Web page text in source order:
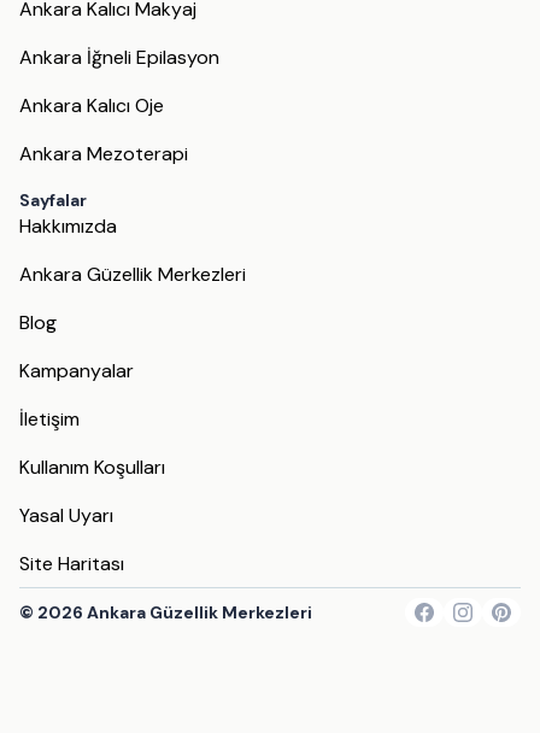
Ankara Kalıcı Makyaj
Ankara İğneli Epilasyon
Ankara Kalıcı Oje
Ankara Mezoterapi
Sayfalar
Hakkımızda
Ankara Güzellik Merkezleri
Blog
Kampanyalar
İletişim
Kullanım Koşulları
Yasal Uyarı
Site Haritası
© 2026 Ankara Güzellik Merkezleri